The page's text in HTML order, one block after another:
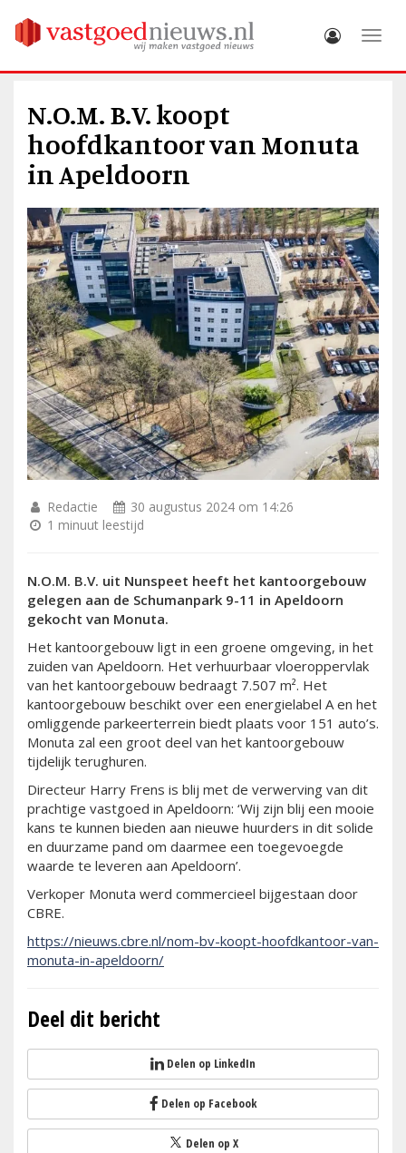
N.O.M. B.V. koopt
hoofdkantoor van Monuta
in Apeldoorn
Redactie
30 augustus 2024 om 14:26
1 minuut leestijd
N.O.M. B.V. uit Nunspeet heeft het kantoorgebouw
gelegen aan de Schumanpark 9-11 in Apeldoorn
gekocht van Monuta.
Het kantoorgebouw ligt in een groene omgeving, in het
zuiden van Apeldoorn. Het verhuurbaar vloeroppervlak
van het kantoorgebouw bedraagt 7.507 m². Het
kantoorgebouw beschikt over een energielabel A en het
omliggende parkeerterrein biedt plaats voor 151 auto’s.
Monuta zal een groot deel van het kantoorgebouw
tijdelijk terughuren.
Directeur Harry Frens is blij met de verwerving van dit
prachtige vastgoed in Apeldoorn: ‘Wij zijn blij een mooie
kans te kunnen bieden aan nieuwe huurders in dit solide
en duurzame pand om daarmee een toegevoegde
waarde te leveren aan Apeldoorn’.
Verkoper Monuta werd commercieel bijgestaan door
CBRE.
https://nieuws.cbre.nl/nom-bv-koopt-hoofdkantoor-van-
monuta-in-apeldoorn/
Deel dit bericht
Delen op LinkedIn
Delen op Facebook
Delen op X